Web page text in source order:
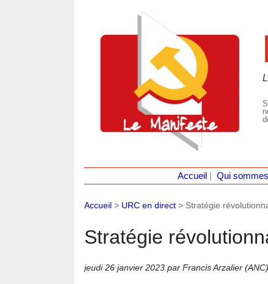
Accueil Qui
Accueil > URC en direct > Stratégie
Stratégie
jeudi 26 janvier 2023 par Francis Arzalier (ANC)